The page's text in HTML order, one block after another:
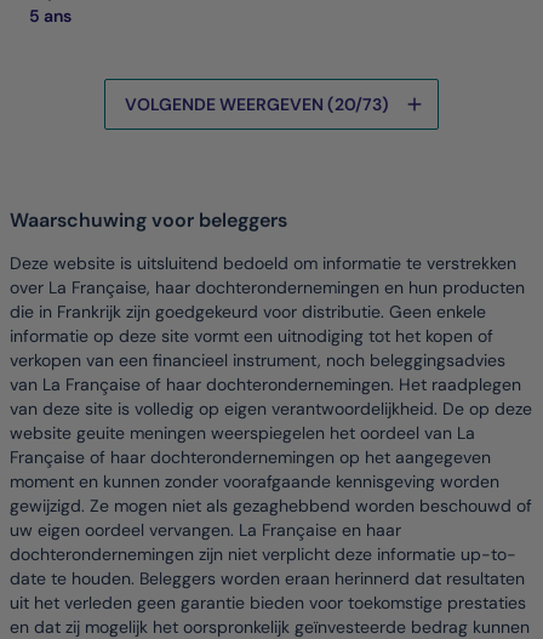
5 ans
VOLGENDE WEERGEVEN (20/73)
Waarschuwing voor beleggers
Deze website is uitsluitend bedoeld om informatie te verstrekken
over La Française, haar dochterondernemingen en hun producten
die in Frankrijk zijn goedgekeurd voor distributie. Geen enkele
informatie op deze site vormt een uitnodiging tot het kopen of
verkopen van een financieel instrument, noch beleggingsadvies
van La Française of haar dochterondernemingen. Het raadplegen
van deze site is volledig op eigen verantwoordelijkheid. De op deze
website geuite meningen weerspiegelen het oordeel van La
Française of haar dochterondernemingen op het aangegeven
moment en kunnen zonder voorafgaande kennisgeving worden
gewijzigd. Ze mogen niet als gezaghebbend worden beschouwd of
uw eigen oordeel vervangen. La Française en haar
dochterondernemingen zijn niet verplicht deze informatie up-to-
date te houden. Beleggers worden eraan herinnerd dat resultaten
uit het verleden geen garantie bieden voor toekomstige prestaties
en dat zij mogelijk het oorspronkelijk geïnvesteerde bedrag kunnen